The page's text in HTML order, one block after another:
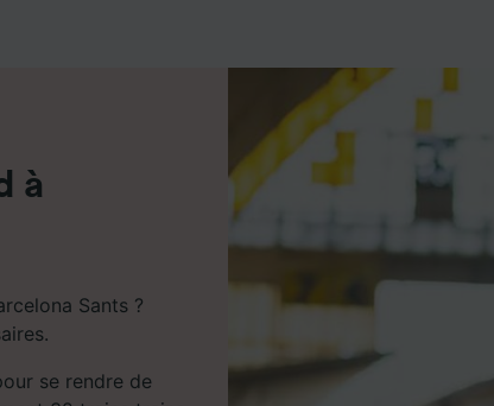
à
Sants ?
se rendre de
de services.
partenaires (fournisseurs)